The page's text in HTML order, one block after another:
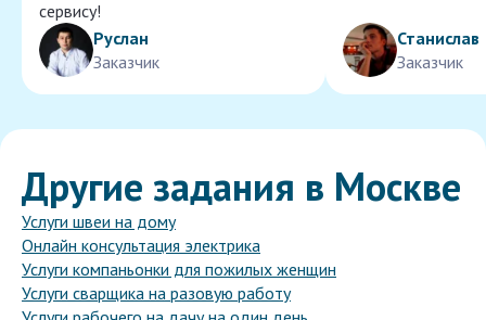
сервису!
Руслан
Заказчик
Станислав
Заказчик
Другие задания в Москве
Услуги швеи на дому
Онлайн консультация электрика
Услуги компаньонки для пожилых женщин
Услуги сварщика на разовую работу